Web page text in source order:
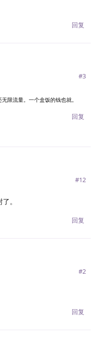
回复
#3
限流量。一个盒饭的钱也就。
回复
#12
。
回复
#2
回复